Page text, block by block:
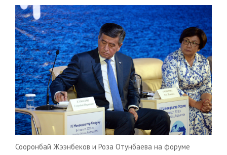
Сооронбай Жээнбеков и Роза Отунбаева на форуме